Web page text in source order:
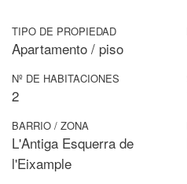
TIPO DE PROPIEDAD
Apartamento / piso
Nº DE HABITACIONES
2
BARRIO / ZONA
L'Antiga Esquerra de
l'Eixample